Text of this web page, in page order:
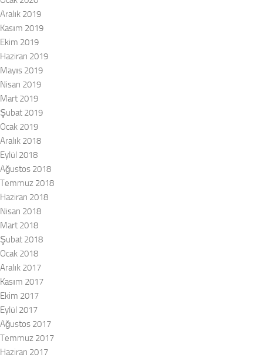
Aralık 2019
Kasım 2019
Ekim 2019
Haziran 2019
Mayıs 2019
Nisan 2019
Mart 2019
Şubat 2019
Ocak 2019
Aralık 2018
Eylül 2018
Ağustos 2018
Temmuz 2018
Haziran 2018
Nisan 2018
Mart 2018
Şubat 2018
Ocak 2018
Aralık 2017
Kasım 2017
Ekim 2017
Eylül 2017
Ağustos 2017
Temmuz 2017
Haziran 2017